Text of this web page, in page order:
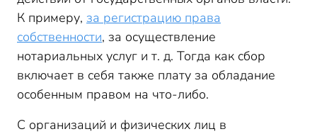
К примеру, за регистрацию права
собственности, за осуществление
нотариальных услуг и т. д. Тогда как сбор
включает в себя также плату за обладание
особенным правом на что-либо.
С организаций и физических лиц в